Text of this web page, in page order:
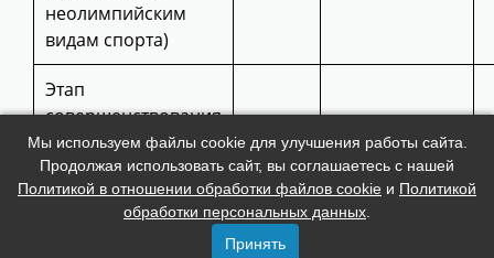
неолимпийским
видам спорта)
Этап
совершенствования
спортивного
мастерства
Этап высшего
ВСМ
Мы используем файлы cookie для улучшения работы сайта.
Продолжая использовать сайт, вы соглашаетесь с нашей
Политикой в отношении обработки файлов cookie и Политикой
обработки персональных данных
Принять